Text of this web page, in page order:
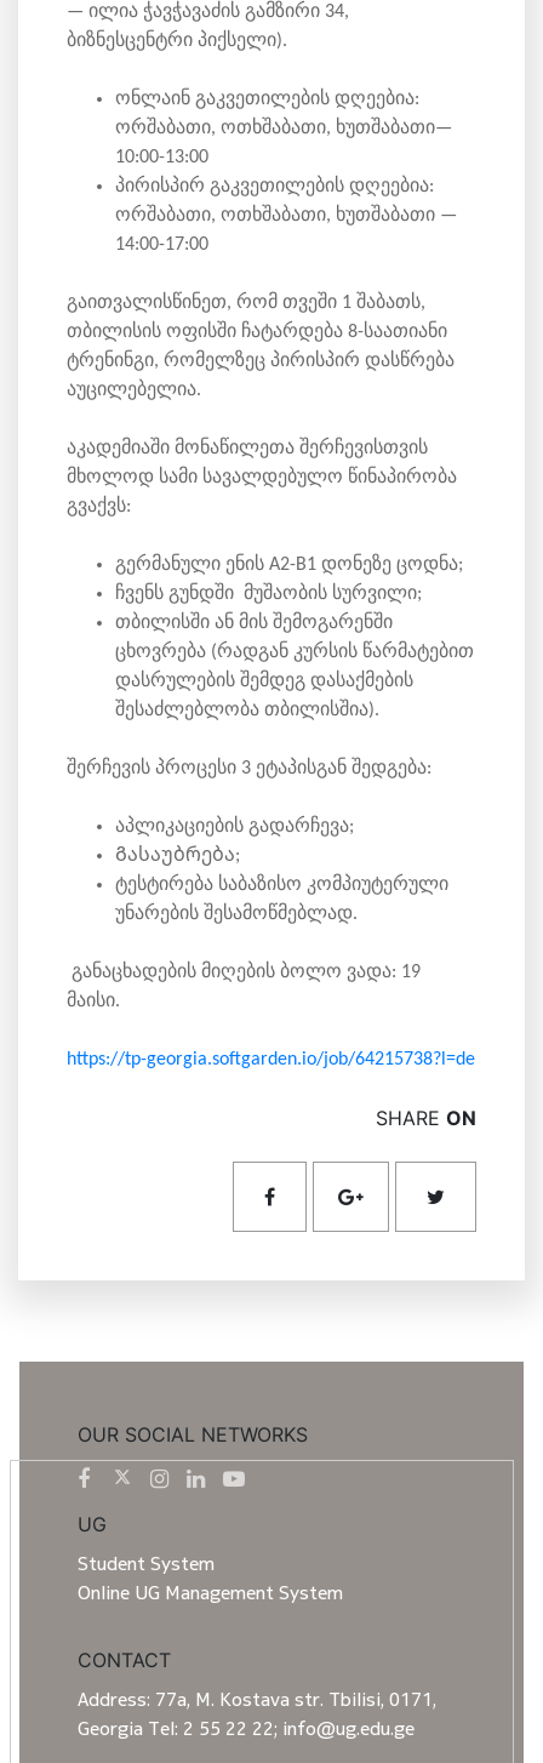
— ილია ჭავჭავაძის გამზირი 34,
ბიზნესცენტრი პიქსელი).
ონლაინ გაკვეთილების დღეებია:
ორშაბათი, ოთხშაბათი, ხუთშაბათი—
10:00-13:00
პირისპირ გაკვეთილების დღეებია:
ორშაბათი, ოთხშაბათი, ხუთშაბათი —
14:00-17:00
გაითვალისწინეთ, რომ თვეში 1 შაბათს,
თბილისის ოფისში ჩატარდება 8-საათიანი
ტრენინგი, რომელზეც პირისპირ დასწრება
აუცილებელია.
აკადემიაში მონაწილეთა შერჩევისთვის
მხოლოდ სამი სავალდებულო წინაპირობა
გვაქვს:
გერმანული ენის A2-B1 დონეზე ცოდნა;
ჩვენს გუნდში მუშაობის სურვილი;
თბილისში ან მის შემოგარენში
ცხოვრება (რადგან კურსის წარმატებით
დასრულების შემდეგ დასაქმების
შესაძლებლობა თბილისშია).
შერჩევის პროცესი 3 ეტაპისგან შედგება:
აპლიკაციების გადარჩევა;
Გასაუბრება;
ტესტირება საბაზისო კომპიუტერული
უნარების შესამოწმებლად.
განაცხადების მიღების ბოლო ვადა: 19
მაისი.
https://tp-georgia.softgarden.io/job/64215738?l=de
SHARE ON
OUR SOCIAL NETWORKS
UG
Student System
Online UG Management System
CONTACT
Address: 77a, M. Kostava str. Tbilisi, 0171,
Georgia Tel: 2 55 22 22; info@ug.edu.ge